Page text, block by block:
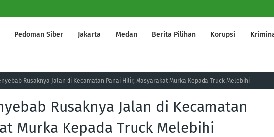
Pedoman Siber Jakarta Medan Berita Pilihan Korupsi
Rusaknya Jalan di Kecamatan Panai Hilir, Masyarakat Murka Kepada Truck Melebihi
Rusaknya Jalan di Kecamatan
Murka Kepada Truck Melebihi